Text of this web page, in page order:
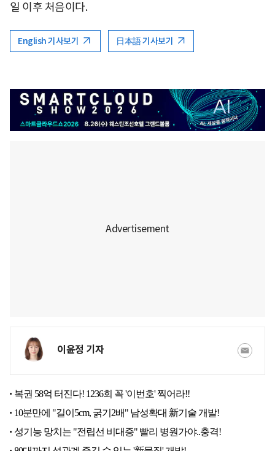
일 이후 처음이다.
English 기사보기 日本語 기사보기
이윤정 기자